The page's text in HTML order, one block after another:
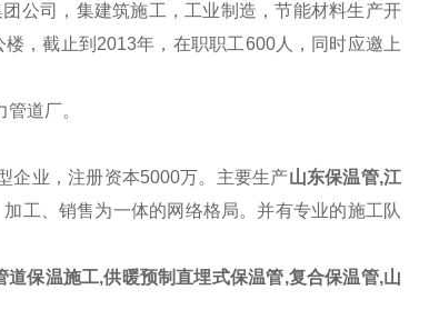
公司，集建筑施工，工业制造，节能材料生产开
，截止到2013年，在职职工600人，同时应邀上
管道厂。
企业，注册资本5000万。主要生产山东保温管,江
工、销售为一体的网络格局。并有专业的施工队
保温施工,供暖预制直埋式保温管,复合保温管,山